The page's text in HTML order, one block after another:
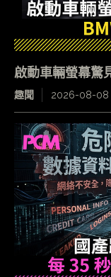
啟動車輛螢幕驚
趣聞 2026-08-08